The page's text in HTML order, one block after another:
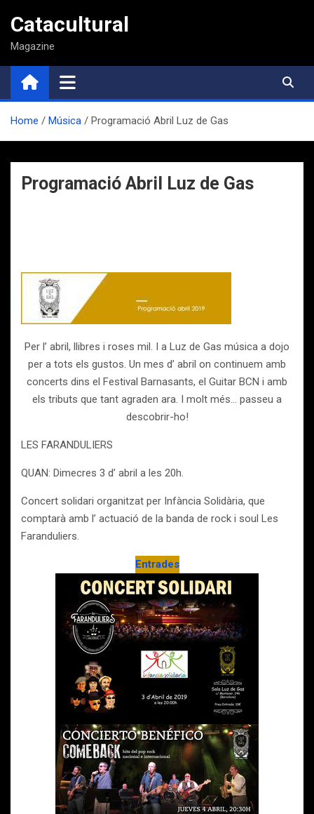
contenido
Catacultural
Magazine
Home Música Programació Abril Luz de Gas
Programació Abril Luz de Gas
Per l’ abril, llibres i roses mil. I a Luz de Gas música a dojo
per a tots els gustos. Un mes d’ abril on continuem amb
concerts dins el Festival Barnasants, el Guitar BCN i amb
els tributs que tant agraden ara. I molt més… passeu a
descobrir-ho!
LES FARANDULIERS
QUAN: Dimecres 3 d’ abril a les 20h.
Concert solidari organitzat per Infància Solidària, que
comptarà amb l’ actuació de la banda de rock i soul Les
Faranduliers.
Entrades